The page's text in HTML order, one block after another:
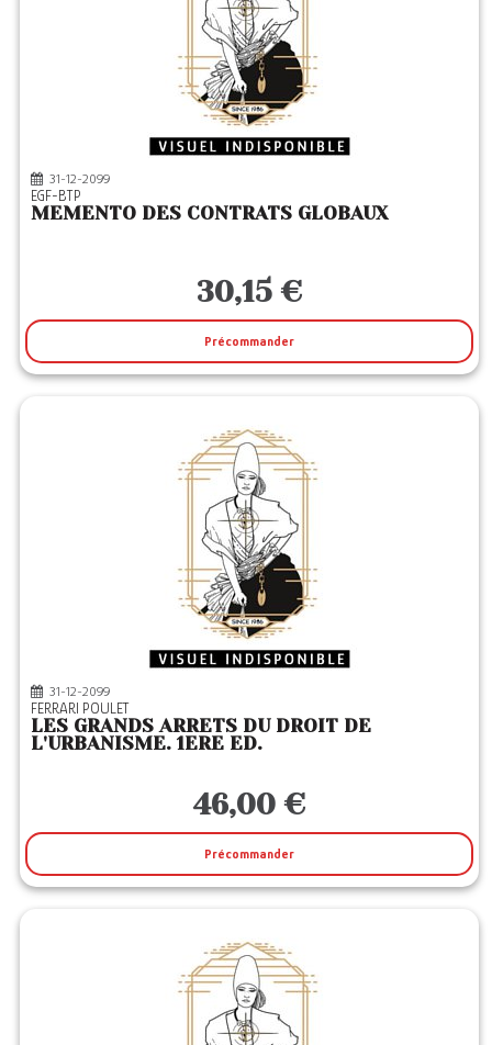
31-12-2099
EGF-BTP
MEMENTO DES CONTRATS GLOBAUX
30,15 €
Précommander
31-12-2099
FERRARI POULET
LES GRANDS ARRETS DU DROIT DE
L'URBANISME. 1ERE ED.
46,00 €
Précommander